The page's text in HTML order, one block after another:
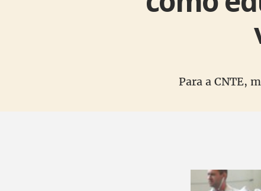
Para a CNTE,